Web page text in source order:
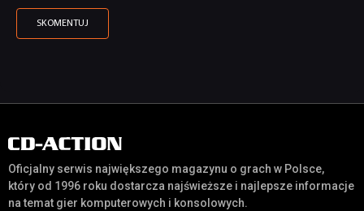
Oficjalny serwis największego magazynu o grach w Polsce,
który od 1996 roku dostarcza najświeższe i najlepsze informacje
na temat gier komputerowych i konsolowych.